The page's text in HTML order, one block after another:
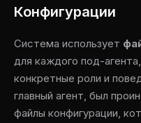
Конфигурации
Система использует
для каждого под-
конкретные роли и
главный агент, был
файлы конфигурации,